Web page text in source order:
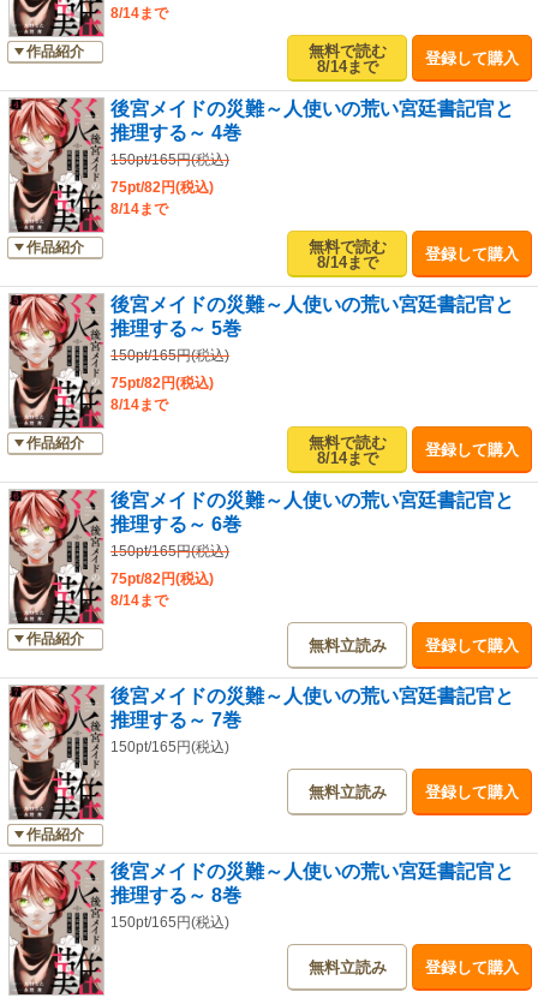
作品紹介
8/14まで
無料で読む
8/14まで
登録して購入
作品紹介
後宮メイドの災難～人使いの荒い宮廷書記官と
推理する～ 4巻
150pt/165円(税込)
75pt/82円(税込)
8/14まで
無料で読む
8/14まで
登録して購入
作品紹介
後宮メイドの災難～人使いの荒い宮廷書記官と
推理する～ 5巻
150pt/165円(税込)
75pt/82円(税込)
8/14まで
無料で読む
8/14まで
登録して購入
作品紹介
後宮メイドの災難～人使いの荒い宮廷書記官と
推理する～ 6巻
150pt/165円(税込)
75pt/82円(税込)
8/14まで
無料立読み 登録して購入
作品紹介
後宮メイドの災難～人使いの荒い宮廷書記官と
推理する～ 7巻
150pt/165円(税込)
無料立読み 登録して購入
後宮メイドの災難～人使いの荒い宮廷書記官と
推理する～ 8巻
150pt/165円(税込)
無料立読み 登録して購入